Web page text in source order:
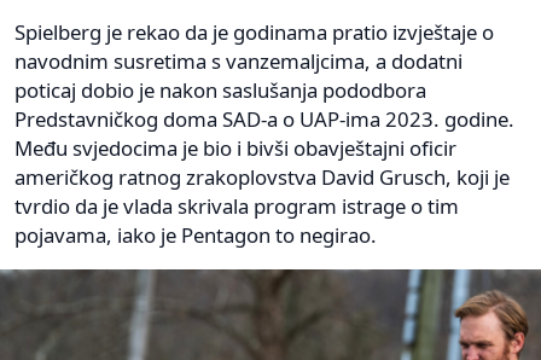
Spielberg je rekao da je godinama pratio izvještaje o
navodnim susretima s vanzemaljcima, a dodatni
poticaj dobio je nakon saslušanja pododbora
Predstavničkog doma SAD-a o UAP-ima 2023. godine.
Među svjedocima je bio i bivši obavještajni oficir
američkog ratnog zrakoplovstva David Grusch, koji je
tvrdio da je vlada skrivala program istrage o tim
pojavama, iako je Pentagon to negirao.